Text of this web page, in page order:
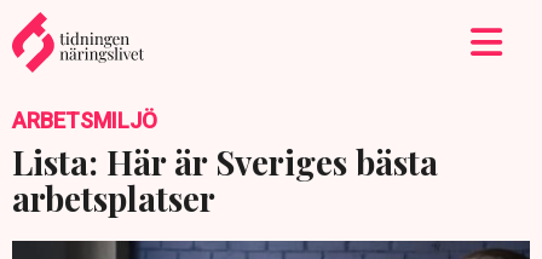
ARBETSMILJÖ
Lista: Här är Sveriges bästa
arbetsplatser